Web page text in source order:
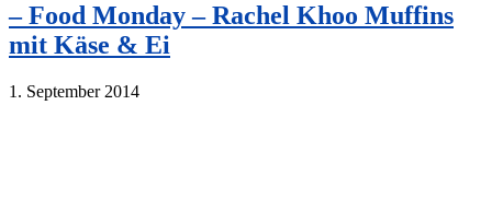
– Food Monday – Rachel Khoo Muffins
mit Käse & Ei
1. September 2014